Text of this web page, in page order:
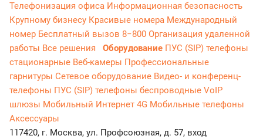
Телефонизация офиса Информационная безопасность
Крупному бизнесу Красивые номера Международный
номер Бесплатный вызов 8−800 Организация удаленной
работы Все решения Оборудование ПУС (SIP) телефоны
стационарные Веб-камеры Профессиональные
гарнитуры Сетевое оборудование Видео- и конференц-
телефоны ПУС (SIP) телефоны беспроводные VoIP
шлюзы Мобильный Интернет 4G Мобильные телефоны
Аксессуары
117420, г. Москва, ул. Профсоюзная, д. 57, вход